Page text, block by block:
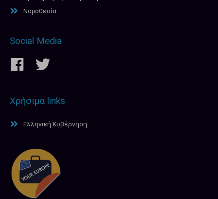
Νομοθεσία
Social Media
Χρήσιμα links
Ελληνική Κυβέρνηση